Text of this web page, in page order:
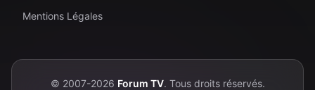
Mentions Légales
© 2007-2026 Forum TV. Tous droits réservés.